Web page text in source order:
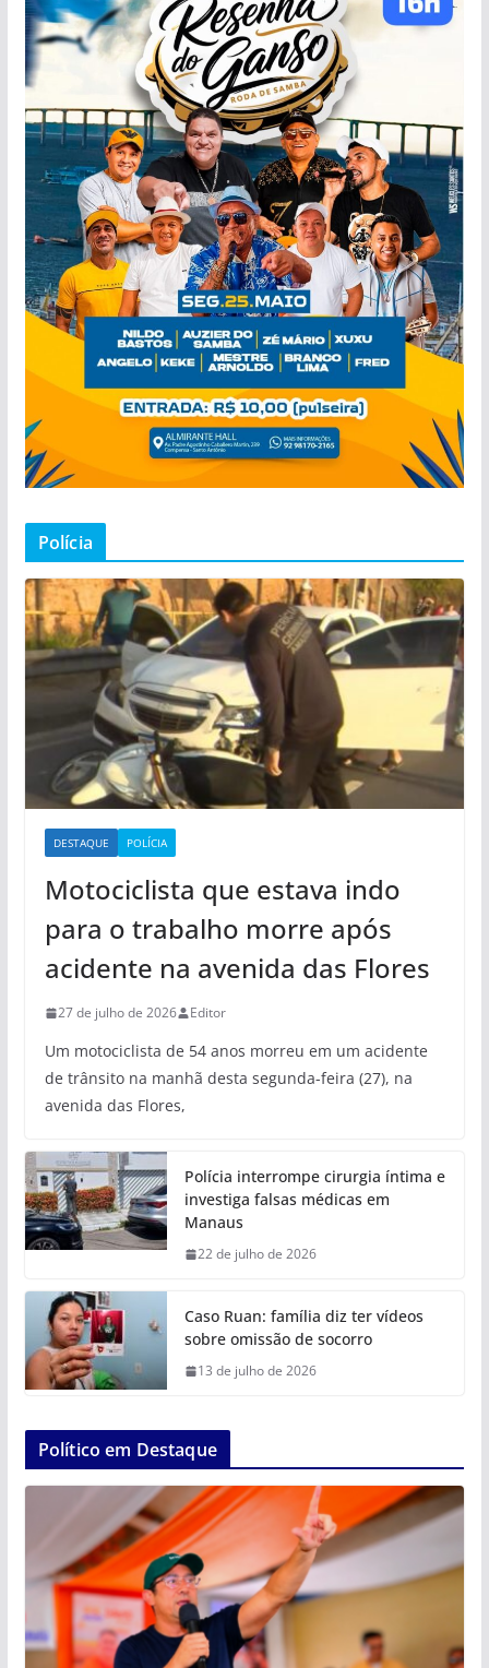
Polícia
DESTAQUE POLÍCIA
Motociclista que estava indo
para o trabalho morre após
acidente na avenida das Flores
27 de julho de 2026 Editor
Um motociclista de 54 anos morreu em um acidente
de trânsito na manhã desta segunda-feira (27), na
avenida das Flores,
Polícia interrompe cirurgia íntima e
investiga falsas médicas em
Manaus
22 de julho de 2026
Caso Ruan: família diz ter vídeos
sobre omissão de socorro
13 de julho de 2026
Político em Destaque